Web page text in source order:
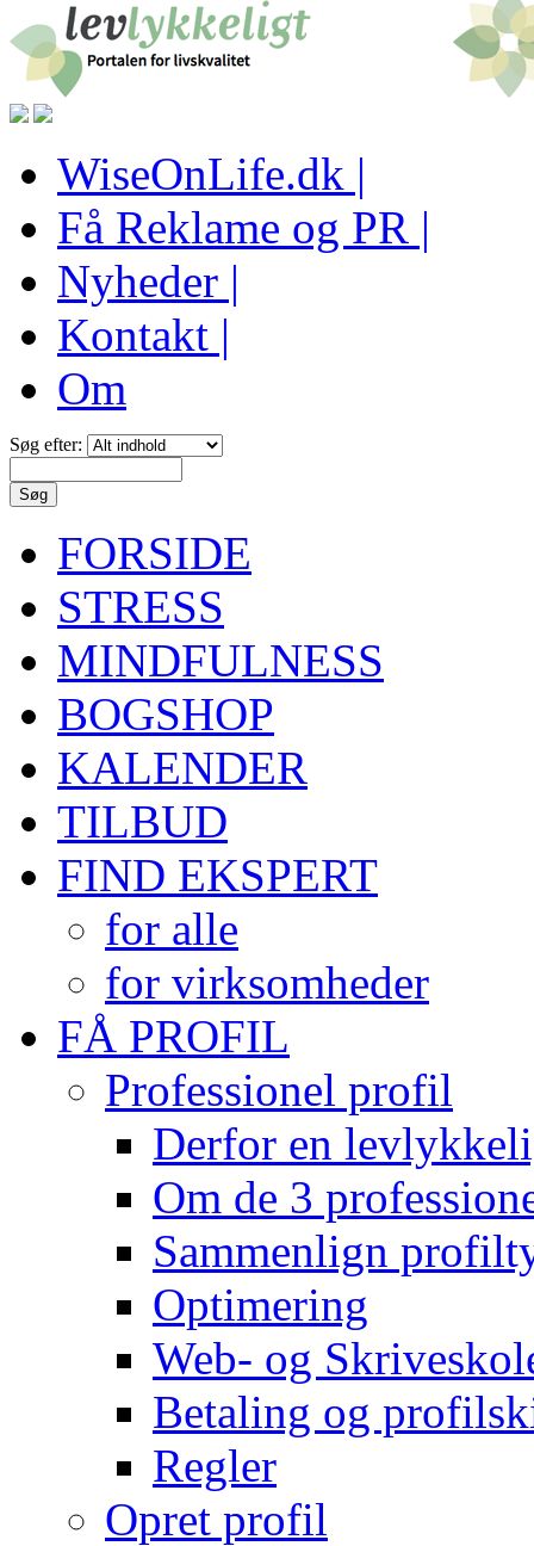
WiseOnLife.dk |
Få Reklame og PR |
Nyheder |
Kontakt |
Om
Søg efter:
FORSIDE
STRESS
MINDFULNESS
BOGSHOP
KALENDER
TILBUD
FIND EKSPERT
for alle
for virksomheder
FÅ PROFIL
Professionel profil
Derfor en
Om de 3
Sammenlign
Optimering
Web- og
Betaling og
Regler
Opret profil